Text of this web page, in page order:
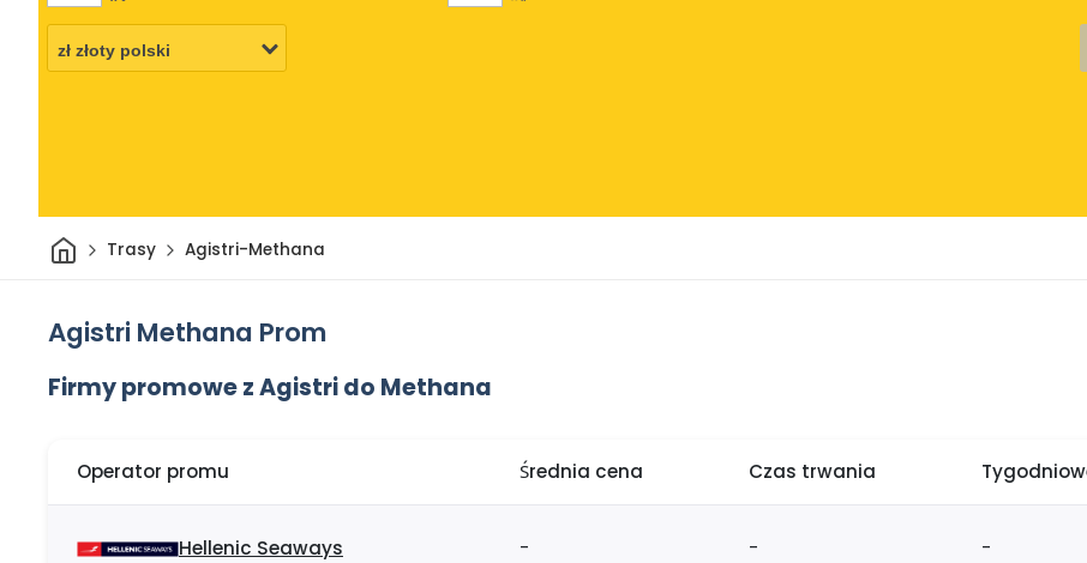
DomTrasy Agistri-Methana
Agistri Methana Prom
Firmy promowe z Agistri do Methana
Operator promu Średnia cena Czas trwania
Hellenic Seaways - - -